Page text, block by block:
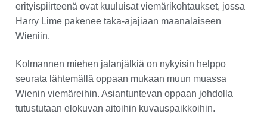
erityispiirteenä ovat kuuluisat viemärikohtaukset, jossa
Harry Lime pakenee taka-ajajiaan maanalaiseen
Wieniin.
Kolmannen miehen jalanjälkiä on nykyisin helppo
seurata lähtemällä oppaan mukaan muun muassa
Wienin viemäreihin. Asiantuntevan oppaan johdolla
tutustutaan elokuvan aitoihin kuvauspaikkoihin.